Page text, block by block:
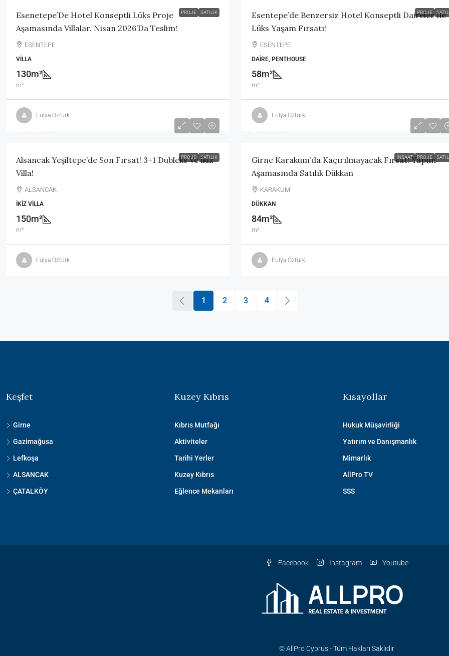
PROJE SATILIK
Esenetepe’De Hotel Konseptli Lüks Proje
Aşamasında Villalar. Nisan 2026’da Teslim!
ESENTEPE
VILLA
130m²
m²
Fulya Öztürk
PROJE
Esentepe’de Benzersiz Hotel Konseptli Daireler Ile
Lüks Yaşam Fırsatı!
ESENTEPE
DAIRE, PENTHOUSE
58m²
m²
Fulya Öztürk
PROJE SATILIK
Alsancak Yeşiltepe’de Son Fırsat! 3+1 Dubleks Ve İkiz
Villa!
ALSANCAK
İKIZ VILLA
150m²
m²
Fulya Öztürk
İNŞAAT PROJE
Girne Karakum’da Kaçırılmayacak Fırsat! Yapım
Aşamasında Satılık Dükkan
KARAKUM
DÜKKAN
84m²
m²
Fulya Öztürk
1 2 3 4
Keşfet
Girne
Gazimağusa
Lefkoşa
ALSANCAK
ÇATALKÖY
Kuzey Kıbrıs
Kıbrıs Mutfağı
Aktiviteler
Tarihi Yerler
Kuzey Kıbrıs
Eğlence Mekanları
Kısayollar
Hukuk Müşavirliği
Yatırım ve Danışmanlık
Mimarlık
AllPro TV
SSS
Facebook Instagram Youtube
© AllPro Cyprus - Tüm Hakları Saklıdır